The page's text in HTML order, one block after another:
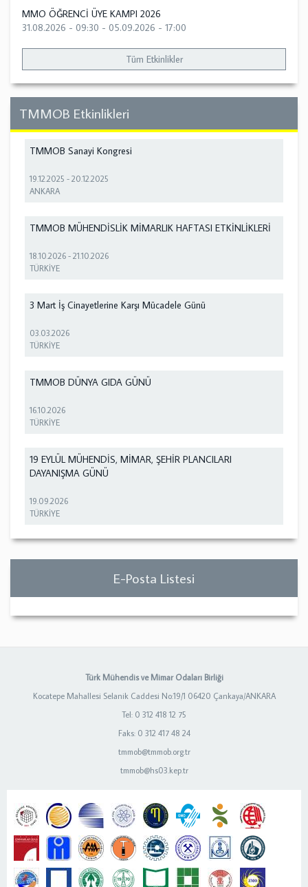
MMO ÖĞRENCİ ÜYE KAMPI 2026
31.08.2026 - 09:30 - 05.09.2026 - 17:00
Tüm Etkinlikler
TMMOB Etkinlikleri
TMMOB Sanayi Kongresi
19.12.2025 -20.12.2025
ANKARA
TMMOB MÜHENDİSLİK MİMARLIK HAFTASI ETKİNLİKLERİ
18.10.2026 -21.10.2026
TÜRKİYE
3 Mart İş Cinayetlerine Karşı Mücadele Günü
03.03.2026
TÜRKİYE
TMMOB DÜNYA GIDA GÜNÜ
16.10.2026
TÜRKİYE
19 EYLÜL MÜHENDİS, MİMAR, ŞEHİR PLANCILARI
DAYANIŞMA GÜNÜ
19.09.2026
TÜRKİYE
E-Posta Listesi
Türk Mühendis ve Mimar Odaları Birliği
Kocatepe Mahallesi Selanik Caddesi No:19/1 06420 Çankaya/ANKARA
Tel: 0 312 418 12 75
Faks: 0 312 417 48 24
tmmob@tmmob.org.tr
tmmob@hs03.kep.tr